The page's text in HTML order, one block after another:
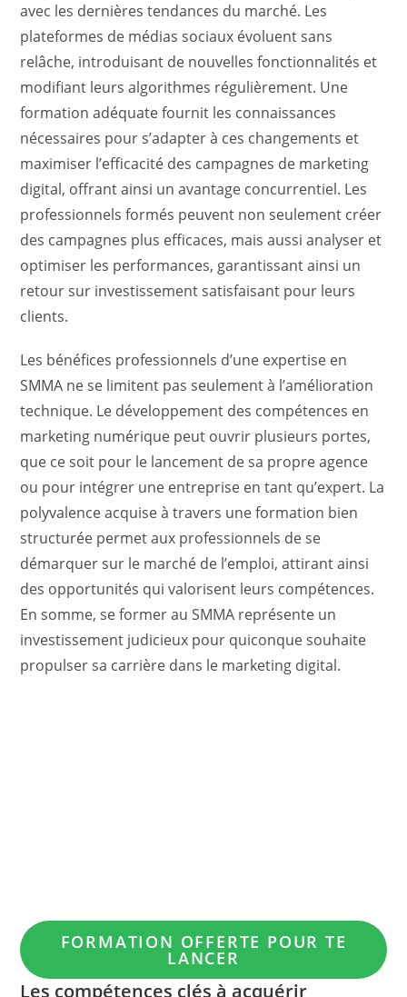
avec les dernières tendances du marché. Les
plateformes de médias sociaux évoluent sans
relâche, introduisant de nouvelles fonctionnalités et
modifiant leurs algorithmes régulièrement. Une
formation adéquate fournit les connaissances
nécessaires pour s’adapter à ces changements et
maximiser l’efficacité des campagnes de marketing
digital, offrant ainsi un avantage concurrentiel. Les
professionnels formés peuvent non seulement créer
des campagnes plus efficaces, mais aussi analyser et
optimiser les performances, garantissant ainsi un
retour sur investissement satisfaisant pour leurs
clients.
Les bénéfices professionnels d’une expertise en
SMMA ne se limitent pas seulement à l’amélioration
technique. Le développement des compétences en
marketing numérique peut ouvrir plusieurs portes,
que ce soit pour le lancement de sa propre agence
ou pour intégrer une entreprise en tant qu’expert. La
polyvalence acquise à travers une formation bien
structurée permet aux professionnels de se
démarquer sur le marché de l’emploi, attirant ainsi
des opportunités qui valorisent leurs compétences.
En somme, se former au SMMA représente un
investissement judicieux pour quiconque souhaite
propulser sa carrière dans le marketing digital.
FORMATION OFFERTE POUR TE
LANCER
Les compétences clés à acquérir